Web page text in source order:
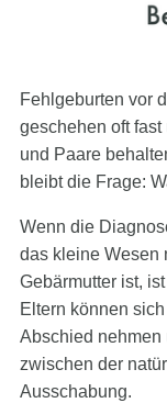
Fehlgeburten vor
geschehen oft
und Paare
bleibt die Frage:
Wenn die
das kleine Wesen
Gebärmutter ist,
Eltern können
Abschied nehmen
zwischen der
Ausschabung.